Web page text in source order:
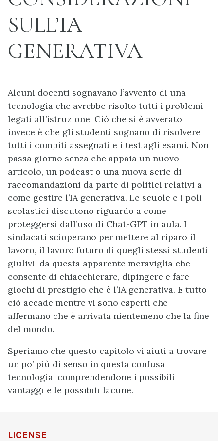
SULL’IA
GENERATIVA
Alcuni docenti sognavano l’avvento di una
tecnologia che avrebbe risolto tutti i problemi
legati all’istruzione. Ciò che si è avverato
invece è che gli studenti sognano di risolvere
tutti i compiti assegnati e i test agli esami. Non
passa giorno senza che appaia un nuovo
articolo, un podcast o una nuova serie di
raccomandazioni da parte di politici relativi a
come gestire l’IA generativa. Le scuole e i poli
scolastici discutono riguardo a come
proteggersi dall’uso di Chat-GPT in aula. I
sindacati scioperano per mettere al riparo il
lavoro, il lavoro futuro di quegli stessi studenti
giulivi, da questa apparente meraviglia che
consente di chiacchierare, dipingere e fare
giochi di prestigio che è l’IA generativa. E tutto
ciò accade mentre vi sono esperti che
affermano che è arrivata nientemeno che la fine
del mondo.
Speriamo che questo capitolo vi aiuti a trovare
un po’ più di senso in questa confusa
tecnologia, comprendendone i possibili
vantaggi e le possibili lacune.
LICENSE